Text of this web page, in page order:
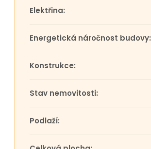
Elektřina:
Energetická náročnost budovy:
Konstrukce:
Stav nemovitosti:
Podlaží: